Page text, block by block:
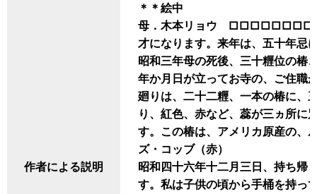
作者による説明
＊＊絵中
母．木本リョウ □□□□□□□□□
才になります。来年は、五十年忌
昭和三年母の死後、三十糎位の椿
年か月日が立ってお寺の、ご住職
廻りは、二十二糎、一本の椿に、
り、紅色、赤など、蕊が三ヵ所に
す。この椿は、アメリカ原産の
ズ・コッブ（赤）
昭和四十六年十二月三日、持ち帰
す。私は子供の頃から手桶を持っ